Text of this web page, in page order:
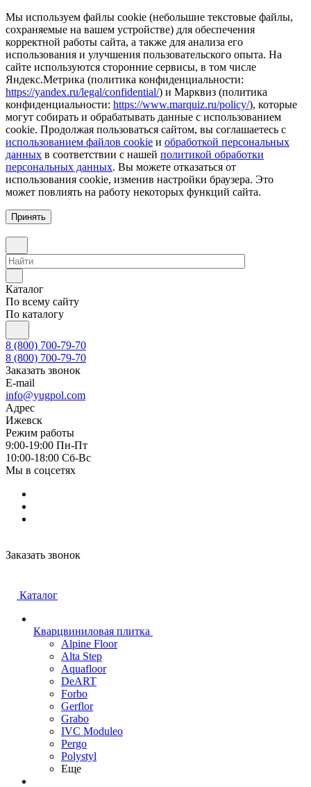
Мы используем файлы cookie (небольшие текстовые файлы,
сохраняемые на вашем устройстве) для обеспечения
корректной работы сайта, а также для анализа его
использования и улучшения пользовательского опыта. На
сайте используются сторонние сервисы, в том числе
Яндекс.Метрика (политика конфиденциальности:
https://yandex.ru/legal/confidential/) и Марквиз (политика
конфиденциальности: https://www.marquiz.ru/policy/), которые
могут собирать и обрабатывать данные с использованием
cookie. Продолжая пользоваться сайтом, вы соглашаетесь с
использованием файлов cookie и обработкой персональных
данных в соответствии с нашей политикой обработки
персональных данных. Вы можете отказаться от
использования cookie, изменив настройки браузера. Это
может повлиять на работу некоторых функций сайта.
Принять
Каталог
По всему сайту
По каталогу
8 (800) 700-79-70
8 (800) 700-79-70
Заказать звонок
E-mail
info@yugpol.com
Адрес
Ижевск
Режим работы
9:00-19:00 Пн-Пт
10:00-18:00 Cб-Вс
Мы в соцсетях
Заказать звонок
Каталог
Кварцвиниловая плитка
Alpine Floor
Alta Step
Aquafloor
DeART
Forbo
Gerflor
Grabo
IVC Moduleo
Pergo
Polystyl
Еще